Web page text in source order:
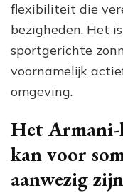
flexibiliteit die
bezigheden. Het
sportgerichte
voornamelijk
omgeving.
Het
kan voor
aanwezig